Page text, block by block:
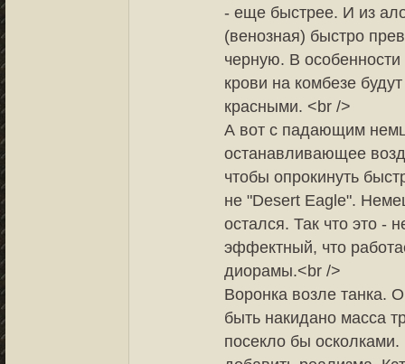
- еще быстрее. И из
(венозная) быстро
черную. В
крови на комбезе
красными. <br />
А вот с падающим
останавливающее
чтобы опрокинуть
не "Desert Eagle".
остался. Так что это -
эффектный, что
диорамы.<br />
Воронка возле танка.
быть накидано масса
посекло бы